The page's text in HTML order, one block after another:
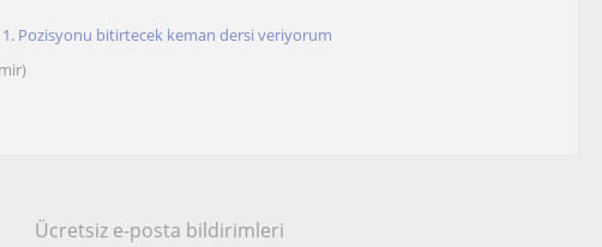
1. Pozisyonu bitirtecek keman dersi veriyorum
Ücretsiz e-posta bildirimleri